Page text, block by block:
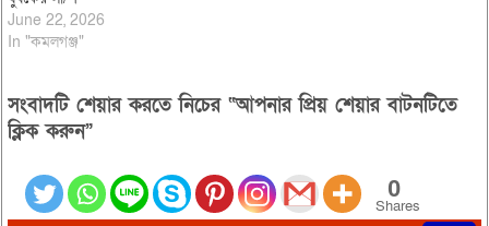
June 22, 2026
In "কমলগঞ্জ"
সংবাদটি শেয়ার করতে নিচের “আপনার প্রিয় শেয়ার বাটনটিতে
ক্লিক করুন”
0
Shares